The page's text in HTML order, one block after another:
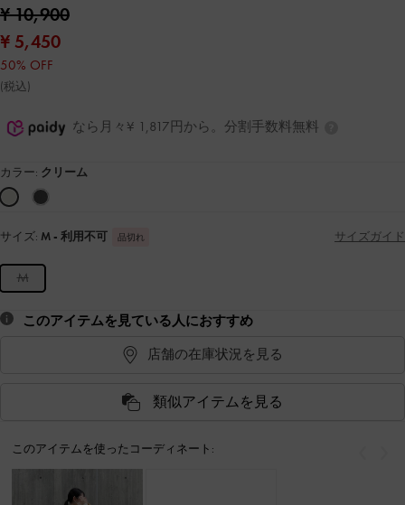
¥ 10,900
¥ 5,450
50% OFF
(税込)
なら月々¥ 1,817円から。分割手数料無料
カラー: クリーム
サイズ: M - 利用不可 品切れ サイズガイド
M
このアイテムを見ている人におすすめ
店舗の在庫状況を見る
類似アイテムを見る
このアイテムを使ったコーディネート: